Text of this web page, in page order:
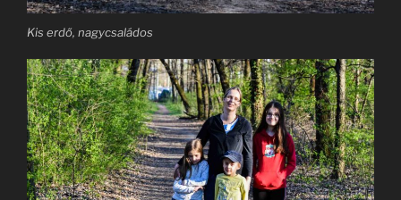
Kis erdő, nagycsaládos